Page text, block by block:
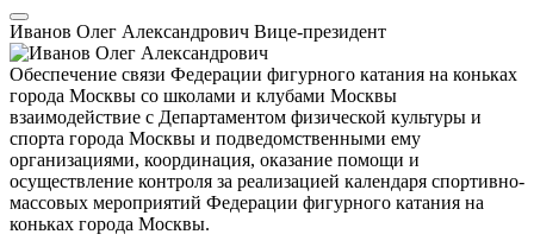
Иванов Олег Александрович Вице-президент
Обеспечение связи Федерации фигурного катания на коньках
города Москвы со школами и клубами Москвы
взаимодействие с Департаментом физической культуры и
спорта города Москвы и подведомственными ему
организациями, координация, оказание помощи и
осуществление контроля за реализацией календаря спортивно-
массовых мероприятий Федерации фигурного катания на
коньках города Москвы.